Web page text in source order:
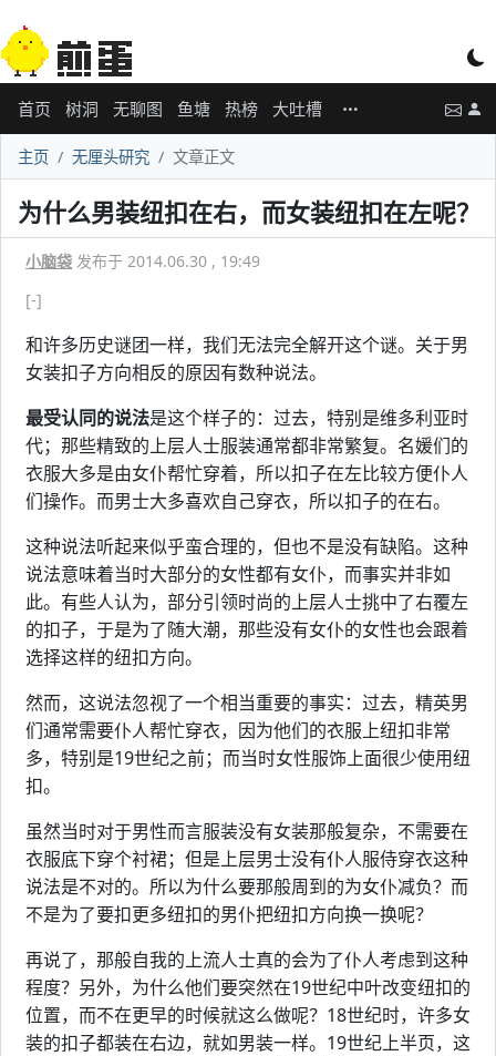
首页 树洞 无聊图 鱼塘 热榜 大吐槽
主页 无厘头研究 文章正文
为什么男装纽扣在右，而女装纽扣在左呢？
小脑袋 发布于 2014.06.30 , 19:49
[-]
和许多历史谜团一样，我们无法完全解开这个谜。关于男
女装扣子方向相反的原因有数种说法。
最受认同的说法是这个样子的：过去，特别是维多利亚时
代；那些精致的上层人士服装通常都非常繁复。名媛们的
衣服大多是由女仆帮忙穿着，所以扣子在左比较方便仆人
们操作。而男士大多喜欢自己穿衣，所以扣子的在右。
这种说法听起来似乎蛮合理的，但也不是没有缺陷。这种
说法意味着当时大部分的女性都有女仆，而事实并非如
此。有些人认为，部分引领时尚的上层人士挑中了右覆左
的扣子，于是为了随大潮，那些没有女仆的女性也会跟着
选择这样的纽扣方向。
然而，这说法忽视了一个相当重要的事实：过去，精英男
们通常需要仆人帮忙穿衣，因为他们的衣服上纽扣非常
多，特别是19世纪之前；而当时女性服饰上面很少使用纽
扣。
虽然当时对于男性而言服装没有女装那般复杂，不需要在
衣服底下穿个衬裙；但是上层男士没有仆人服侍穿衣这种
说法是不对的。所以为什么要那般周到的为女仆减负？而
不是为了要扣更多纽扣的男仆把纽扣方向换一换呢？
再说了，那般自我的上流人士真的会为了仆人考虑到这种
程度？另外，为什么他们要突然在19世纪中叶改变纽扣的
位置，而不在更早的时候就这么做呢？18世纪时，许多女
装的扣子都装在右边，就如男装一样。19世纪上半页，这